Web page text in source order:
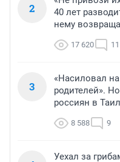
2
40 лет
нему
17 620 11
3
«Насиловал
родителей».
россиян в
8 588 9
Уехал за